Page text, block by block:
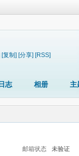
[复制] [分享] [RSS]
日志 相册 主
邮箱状态 未验证